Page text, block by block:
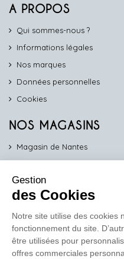
A PROPOS
Qui sommes-nous ?
Informations légales
Nos marques
Données personnelles
Cookies
NOS MAGASINS
Magasin de Nantes
Magasin de Vannes
Magasin d'Orléans
COMPTOIR PRO
work
Gestion
des Cookies
Notre site utilise des cookies
fonctionnement du site.
être utilisées pour
offres commerciales